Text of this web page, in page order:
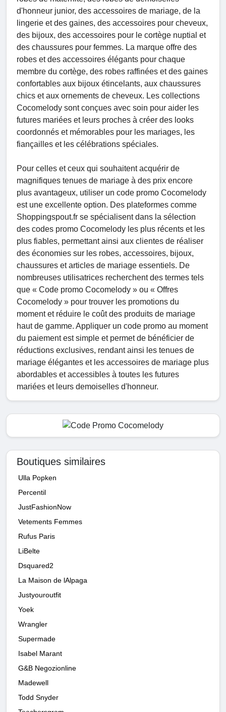
d'honneur junior, des accessoires de mariage, de la
lingerie et des gaines, des accessoires pour cheveux,
des bijoux, des accessoires pour le cortège nuptial et
des chaussures pour femmes. La marque offre des
robes et des accessoires élégants pour chaque
membre du cortège, des robes raffinées et des gaines
confortables aux bijoux étincelants, aux chaussures
chics et aux ornements de cheveux. Les collections
Cocomelody sont conçues avec soin pour aider les
futures mariées et leurs proches à créer des looks
coordonnés et mémorables pour les mariages, les
fiançailles et les célébrations spéciales.
Pour celles et ceux qui souhaitent acquérir de
magnifiques tenues de mariage à des prix encore
plus avantageux, utiliser un code promo Cocomelody
est une excellente option. Des plateformes comme
Shoppingspout.fr se spécialisent dans la sélection
des codes promo Cocomelody les plus récents et les
plus fiables, permettant ainsi aux clientes de réaliser
des économies sur les robes, accessoires, bijoux,
chaussures et articles de mariage essentiels. De
nombreuses utilisatrices recherchent des termes tels
que « Code promo Cocomelody » ou « Offres
Cocomelody » pour trouver les promotions du
moment et réduire le coût des produits de mariage
haut de gamme. Appliquer un code promo au moment
du paiement est simple et permet de bénéficier de
réductions exclusives, rendant ainsi les tenues de
mariage élégantes et les accessoires de mariage plus
abordables et accessibles à toutes les futures
mariées et leurs demoiselles d'honneur.
Boutiques similaires
Ulla Popken
Percentil
JustFashionNow
Vetements Femmes
Rufus Paris
LiBelte
Dsquared2
La Maison de lAlpaga
Justyouroutfit
Yoek
Wrangler
Supermade
Isabel Marant
G&B Negozionline
Madewell
Todd Snyder